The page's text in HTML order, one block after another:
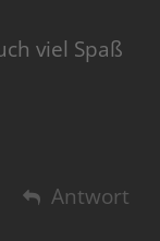
viel Spaß
Antwort